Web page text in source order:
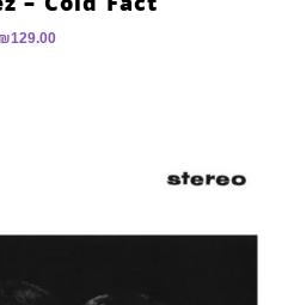
₪129.00